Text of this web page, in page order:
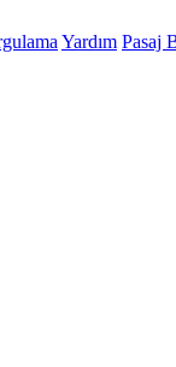
Yardım Pasaj